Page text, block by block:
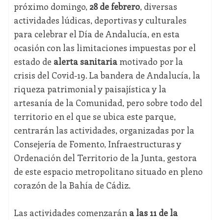
próximo domingo, 28 de febrero, diversas
actividades lúdicas, deportivas y culturales
para celebrar el Día de Andalucía, en esta
ocasión con las limitaciones impuestas por el
estado de alerta sanitariamotivado por la
crisis del Covid-19. La bandera de Andalucía, la
riqueza patrimonial y paisajística y la
artesanía de la Comunidad, pero sobre todo del
territorio en el que se ubica este parque,
centrarán las actividades, organizadas por la
Consejería de Fomento, Infraestructuras y
Ordenación del Territorio de la Junta, gestora
de este espacio metropolitano situado en pleno
corazón de la Bahía de Cádiz.
Las actividades comenzarána las 11 de la